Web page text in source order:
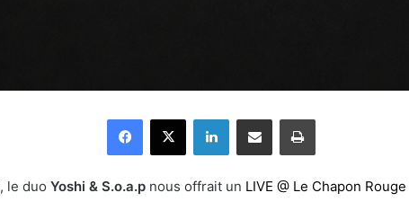
, le duo Yoshi & S.o.a.p nous offrait un LIVE @ Le Chapon Rouge